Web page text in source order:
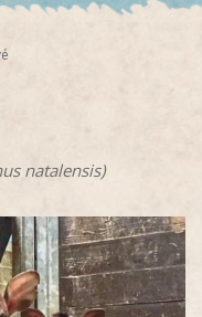
natalensis)